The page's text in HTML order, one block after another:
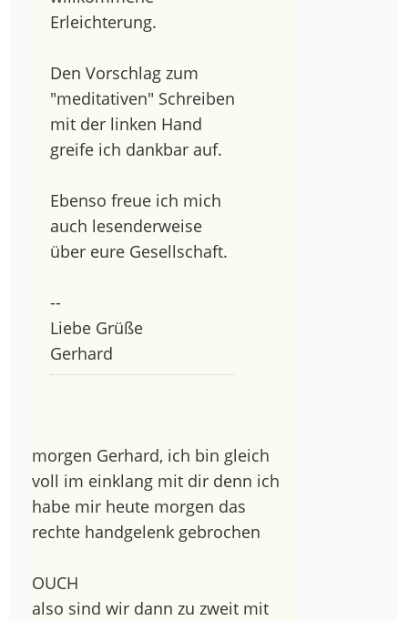
Erleichterung.
Den Vorschlag zum
"meditativen" Schreiben
mit der linken Hand
greife ich dankbar auf.
Ebenso freue ich mich
auch lesenderweise
über eure Gesellschaft.
--
Liebe Grüße
Gerhard
morgen Gerhard, ich bin gleich
voll im einklang mit dir denn ich
habe mir heute morgen das
rechte handgelenk gebrochen
OUCH
also sind wir dann zu zweit mit